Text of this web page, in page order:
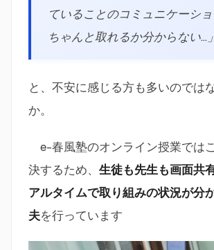
ていることのコミュニケーシ
ちゃんと取れるか分からない…」
と、不安に感じる方も多いのでは
か。
e-春風塾のオンライン授業では
決するため、 生徒も先生も画面共
アルタイムで取り組みの状況が分
夫を行っています